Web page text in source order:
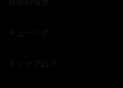
チューリポ
テックブログ